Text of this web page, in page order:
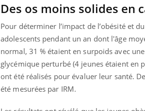
Des os moins solides en
Pour déterminer l’impact de l’obésité et
adolescents pendant un an dont l'âge
normal, 31 % étaient en surpoids avec
glycémique perturbé (4 jeunes étaient en
ont été réalisés pour évaluer leur santé.
été mesurées par IRM.